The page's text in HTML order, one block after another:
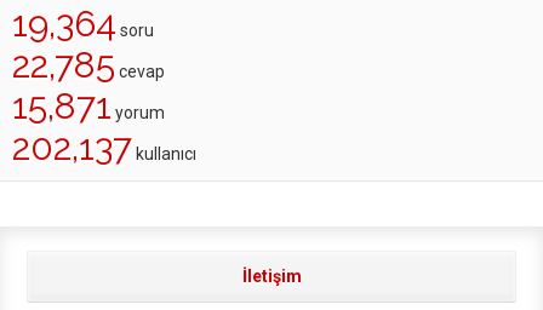
19,364 soru
22,785 cevap
15,871 yorum
202,137 kullanıcı
İletişim